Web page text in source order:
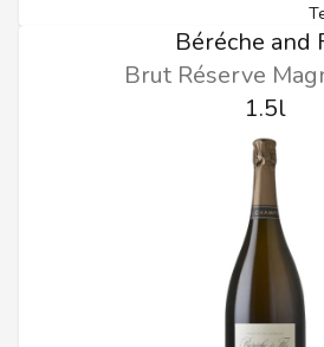
Béréche and
Brut Réserve
1.5l